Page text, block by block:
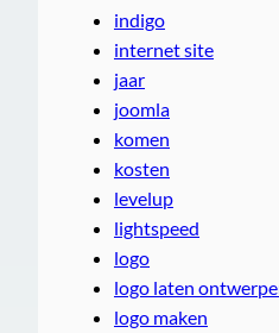
indigo
internet site
jaar
joomla
komen
kosten
levelup
lightspeed
logo
logo laten
logo maken